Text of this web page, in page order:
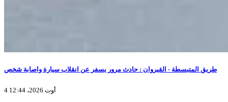
طريق المتبسطة - القيروان : حادث مرور يسفر عن انقلاب سيارة واصابة شخص
4 أوت 2026، 12:44